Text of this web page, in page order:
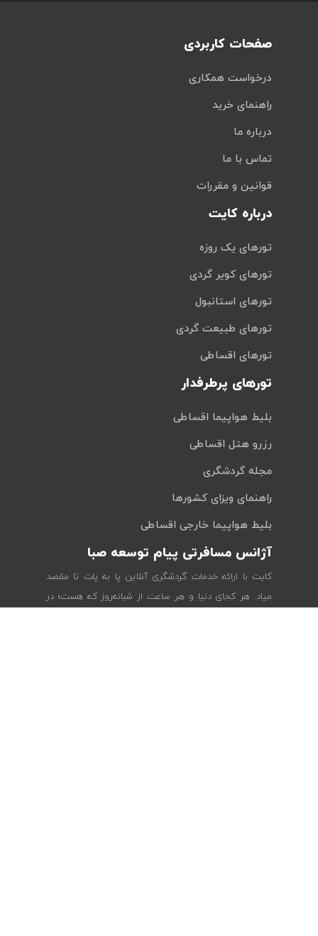
صفحات کاربردی
درخواست همکاری
راهنمای خرید
درباره ما
تماس با ما
قوانین و مقررات
درباره کایت
تورهای یک روزه
تورهای کویر گردی
تورهای استانبول
تورهای طبیعت گردی
تورهای اقساطی
تورهای پرطرفدار
بلیط هواپیما اقساطی
رزرو هتل اقساطی
مجله گردشگری
راهنمای ویزای کشورها
بلیط هواپیما خارجی اقساطی
آژانس مسافرتی پیام توسعه صبا
کایت با ارائه خدمات گردشگری آنلاین پا به پات تا مقصد
میاد. هر کجای دنیا و هر ساعت از شبانه‌روز که هست؛ در